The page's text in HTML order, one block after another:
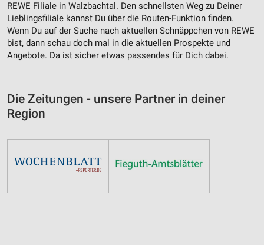
REWE Filiale in Walzbachtal. Den schnellsten Weg zu Deiner
Lieblingsfiliale kannst Du über die Routen-Funktion finden.
Wenn Du auf der Suche nach aktuellen Schnäppchen von REWE
bist, dann schau doch mal in die aktuellen Prospekte und
Angebote. Da ist sicher etwas passendes für Dich dabei.
Die Zeitungen - unsere Partner in deiner
Region